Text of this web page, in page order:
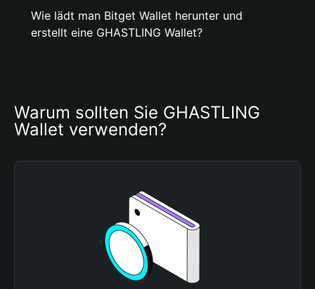
Wie lädt man Bitget Wallet herunter und
erstellt eine GHASTLING Wallet?
Warum sollten Sie GHASTLING
Wallet verwenden?